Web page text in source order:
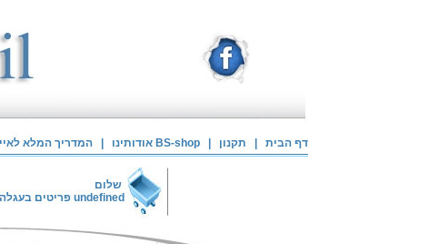
דף הבית תקנון אודותינו BS-shop המדריך המלא
שלום
undefined פריטים בעגלה